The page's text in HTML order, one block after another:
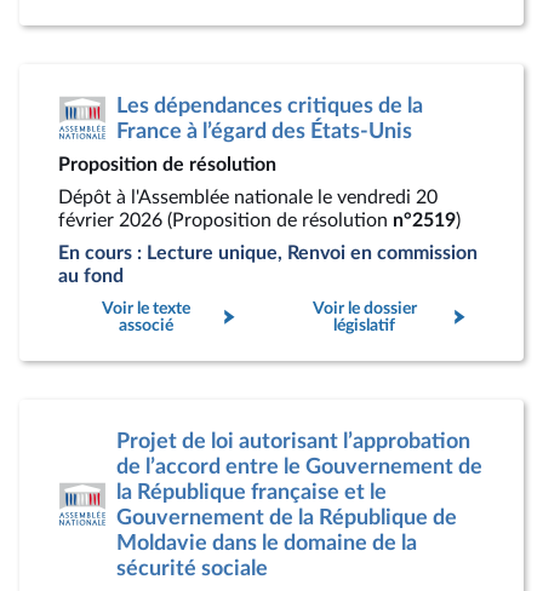
Les dépendances critiques de la
France à l’égard des États-Unis
Proposition de résolution
Dépôt à l'Assemblée nationale le vendredi 20
février 2026 (Proposition de résolution n°2519)
En cours : Lecture unique, Renvoi en commission
au fond
Voir le texte
associé
Voir le dossier
législatif
Projet de loi autorisant l’approbation
de l’accord entre le Gouvernement de
la République française et le
Gouvernement de la République de
Moldavie dans le domaine de la
sécurité sociale